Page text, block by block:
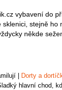
vybavení do
stejně ho
někde
Dorty a
hlavní chod,